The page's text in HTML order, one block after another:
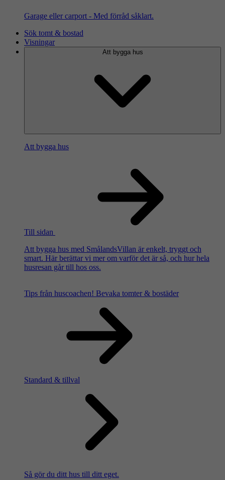
Garage eller carport - Med förråd såklart.
Sök tomt & bostad
Visningar
Att bygga hus
Att bygga hus
Till sidan
Att bygga hus med SmålandsVillan är enkelt, tryggt och
smart. Här berättar vi mer om varför det är så, och hur hela
husresan går till hos oss.
Tips från huscoachen! Bevaka tomter & bostäder
Standard & tillval
Så gör du ditt hus till ditt eget.